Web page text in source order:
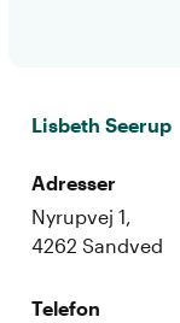
Lisbeth Seerup
Adresser
Nyrupvej 1,
4262 Sandved
Telefon